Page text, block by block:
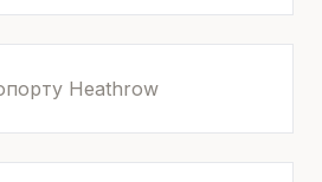
Heathrow